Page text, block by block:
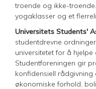
troende og ikke-
yogaklasser og et
Universitets Students'
studentdrevne
universitetet for å
Studentforeningen gir
konfidensiell
økonomiske forhold,